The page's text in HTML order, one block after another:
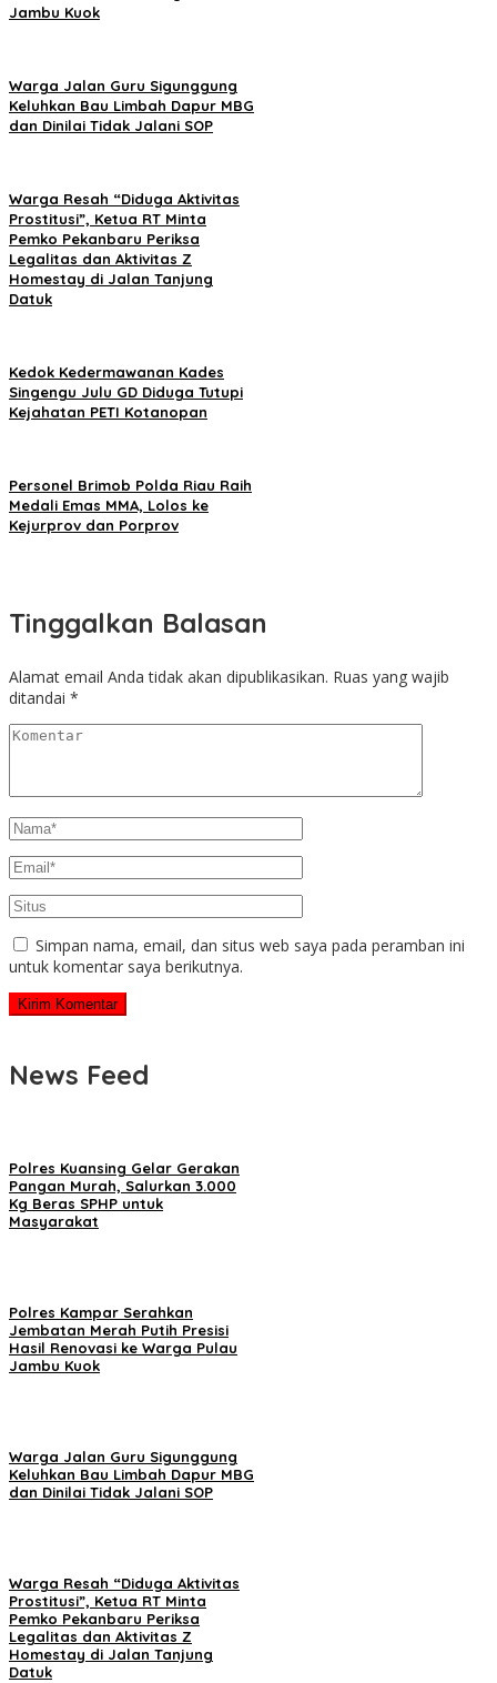
Jambu Kuok
Warga Jalan Guru Sigunggung
Keluhkan Bau Limbah Dapur MBG
dan Dinilai Tidak Jalani SOP
Warga Resah “Diduga Aktivitas
Prostitusi”, Ketua RT Minta
Pemko Pekanbaru Periksa
Legalitas dan Aktivitas Z
Homestay di Jalan Tanjung
Datuk
Kedok Kedermawanan Kades
Singengu Julu GD Diduga Tutupi
Kejahatan PETI Kotanopan
Personel Brimob Polda Riau Raih
Medali Emas MMA, Lolos ke
Kejurprov dan Porprov
Tinggalkan Balasan
Alamat email Anda tidak akan dipublikasikan. Ruas yang wajib
ditandai *
Simpan nama, email, dan situs web saya pada peramban ini
untuk komentar saya berikutnya.
News Feed
Polres Kuansing Gelar Gerakan
Pangan Murah, Salurkan 3.000
Kg Beras SPHP untuk
Masyarakat
Polres Kampar Serahkan
Jembatan Merah Putih Presisi
Hasil Renovasi ke Warga Pulau
Jambu Kuok
Warga Jalan Guru Sigunggung
Keluhkan Bau Limbah Dapur MBG
dan Dinilai Tidak Jalani SOP
Warga Resah “Diduga Aktivitas
Prostitusi”, Ketua RT Minta
Pemko Pekanbaru Periksa
Legalitas dan Aktivitas Z
Homestay di Jalan Tanjung
Datuk